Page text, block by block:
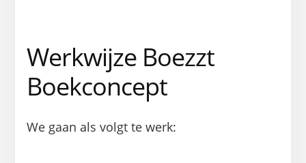
Werkwijze Boezzt
Boekconcept
We gaan als volgt te werk: